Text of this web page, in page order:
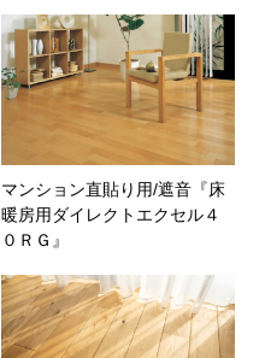
マンション直貼り用/遮音『床
暖房用ダイレクトエクセル４
０ＲＧ』